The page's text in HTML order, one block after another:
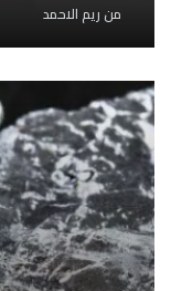
من ريم الاحمد